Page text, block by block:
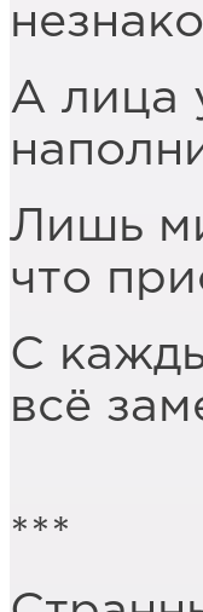
А лица
Лишь
что
С
всё
***